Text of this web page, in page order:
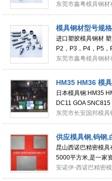
热挤压模和压铸模三
东莞市鑫粤模具钢材
模具钢材型号规
进口塑胶模具钢材
P2，P3，P4，P5
冷塑性好，有高的挤
东莞市鑫粤模具钢材
HM35 HM36 模
日本模具钢:HM35
DC11 GOA
SKD61 SLD FDAC
东莞市长安国邦模具
供应模具钢,钨钢,
昆山西诺巴精密模
5000平方米,是一家
系列高精密的加工与
安诺伊-西诺巴精密